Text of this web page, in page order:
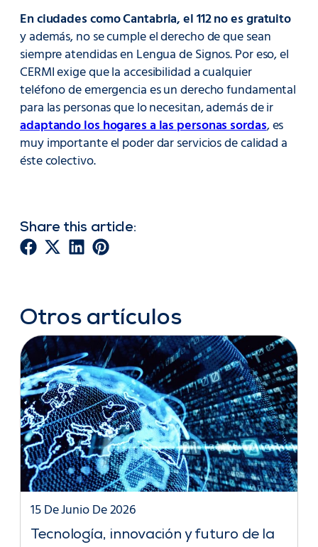
En ciudades como Cantabria, el 112 no es gratuito
y además, no se cumple el derecho de que sean
siempre atendidas en Lengua de Signos. Por eso, el
CERMI exige que la accesibilidad a cualquier
teléfono de emergencia es un derecho fundamental
para las personas que lo necesitan, además de ir
adaptando los hogares a las personas sordas, es
muy importante el poder dar servicios de calidad a
éste colectivo.
Share this article:
Otros artículos
Tecnología, innovación y futuro de la
15 De Junio De 2026